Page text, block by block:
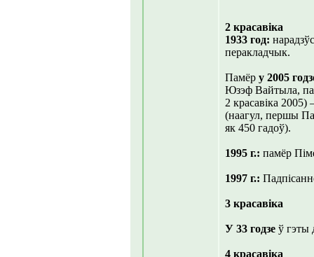
2 красавіка
1933 год:
перакладчык.
Памёр у 2005
Юзэф Вайтыла,
2 красавіка
(наагул, першы
як 450 гадоў).
1995 г.: памёр
1997 г.:
3 красавіка
У 33 годзе ў гэты
4 красавіка